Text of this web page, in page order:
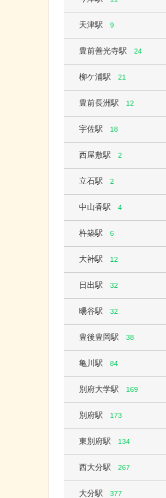
天津駅 9
豊前善光寺駅 24
柳ケ浦駅 21
豊前長洲駅 12
宇佐駅 18
西屋敷駅 2
立石駅 2
中山香駅 4
杵築駅 6
大神駅 12
日出駅 32
暘谷駅 32
豊後豊岡駅 38
亀川駅 84
別府大学駅 169
別府駅 173
東別府駅 134
西大分駅 267
大分駅 377